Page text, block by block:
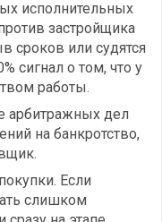
исполнительных
застройщика
сроков или судятся
сигнал о том, что у
работы.
арбитражных дел
на банкротство,
Если
слишком